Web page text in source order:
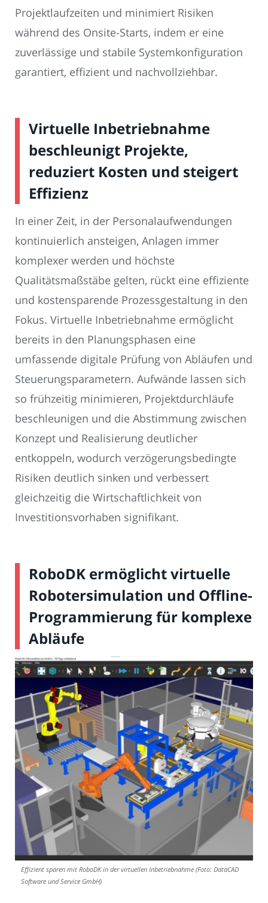
Projektlaufzeiten und minimiert Risiken
während des Onsite-Starts, indem er eine
zuverlässige und stabile Systemkonfiguration
garantiert, effizient und nachvollziehbar.
Virtuelle Inbetriebnahme
beschleunigt Projekte,
reduziert Kosten und steigert
Effizienz
In einer Zeit, in der Personalaufwendungen
kontinuierlich ansteigen, Anlagen immer
komplexer werden und höchste
Qualitätsmaßstäbe gelten, rückt eine effiziente
und kostensparende Prozessgestaltung in den
Fokus. Virtuelle Inbetriebnahme ermöglicht
bereits in den Planungsphasen eine
umfassende digitale Prüfung von Abläufen und
Steuerungsparametern. Aufwände lassen sich
so frühzeitig minimieren, Projektdurchläufe
beschleunigen und die Abstimmung zwischen
Konzept und Realisierung deutlicher
entkoppeln, wodurch verzögerungsbedingte
Risiken deutlich sinken und verbessert
gleichzeitig die Wirtschaftlichkeit von
Investitionsvorhaben signifikant.
RoboDK ermöglicht virtuelle
Robotersimulation und Offline-
Programmierung für komplexe
Abläufe
Effizient sparen mit RoboDK in der virtuellen Inbetriebnahme (Foto: DataCAD
Software und Service GmbH)